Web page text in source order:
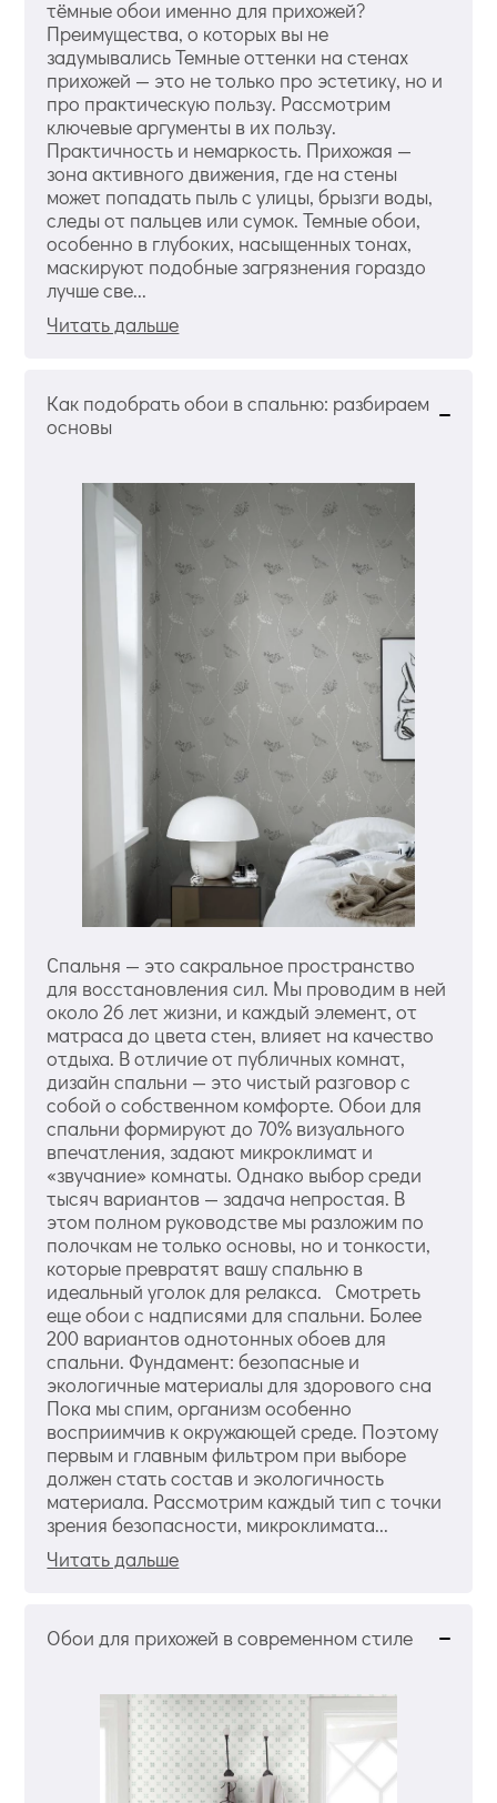
тёмные обои именно для прихожей?
Преимущества, о которых вы не
задумывались Темные оттенки на стенах
прихожей — это не только про эстетику, но и
про практическую пользу. Рассмотрим
ключевые аргументы в их пользу.
Практичность и немаркость. Прихожая —
зона активного движения, где на стены
может попадать пыль с улицы, брызги воды,
следы от пальцев или сумок. Темные обои,
особенно в глубоких, насыщенных тонах,
маскируют подобные загрязнения гораздо
лучше све...
Читать дальше
Как подобрать обои в спальню: разбираем
основы
Спальня — это сакральное пространство
для восстановления сил. Мы проводим в ней
около 26 лет жизни, и каждый элемент, от
матраса до цвета стен, влияет на качество
отдыха. В отличие от публичных комнат,
дизайн спальни — это чистый разговор с
собой о собственном комфорте. Обои для
спальни формируют до 70% визуального
впечатления, задают микроклимат и
«звучание» комнаты. Однако выбор среди
тысяч вариантов — задача непростая. В
этом полном руководстве мы разложим по
полочкам не только основы, но и тонкости,
которые превратят вашу спальню в
идеальный уголок для релакса. Смотреть
еще обои с надписями для спальни. Более
200 вариантов однотонных обоев для
спальни. Фундамент: безопасные и
экологичные материалы для здорового сна
Пока мы спим, организм особенно
восприимчив к окружающей среде. Поэтому
первым и главным фильтром при выборе
должен стать состав и экологичность
материала. Рассмотрим каждый тип с точки
зрения безопасности, микроклимата...
Читать дальше
Обои для прихожей в современном стиле